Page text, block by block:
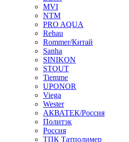
MVI
NTM
PRO AQUA
Rehau
Rommer/Китай
Sanha
SINIKON
STOUT
Tiemme
UPONOR
Viega
Wester
АКВАТЕК/Россия
Политэк
Россия
ТПК Татполимер